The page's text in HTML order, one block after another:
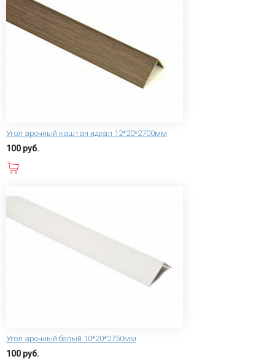
Угол арочный каштан идеал 12*20*2700мм
100 руб.
Угол арочный белый 10*20*2750мм
100 руб.